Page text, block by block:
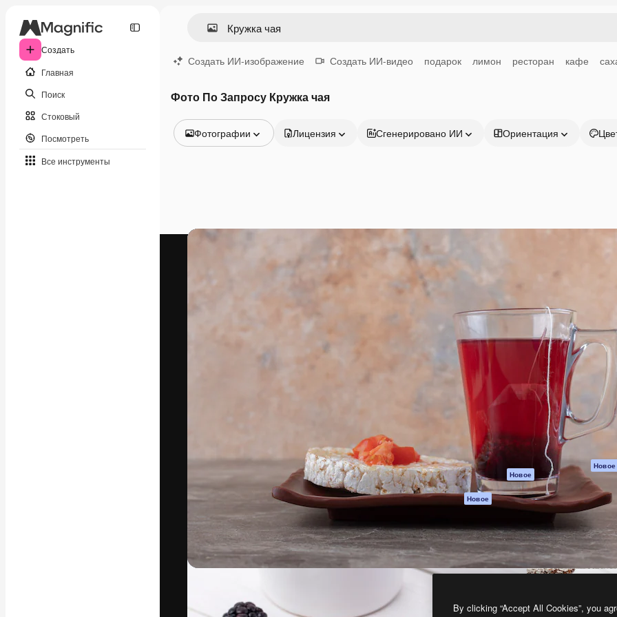
Создать
Главная
Поиск
Стоковый
Посмотреть
Все инструменты
Создать ИИ-изображение Создать ИИ-видео подарок лимон ресторан кафе
Фото По Запросу Кружка чая
Фотографии
Видео
Видеоролик
Иконки
3D-модели
Лицензия Сгенерировано ИИ Ориентация
Креативная платформа для создания
ваших лучших работ. Более 1 миллиона
подписчиков среди креаторов,
ИИ-помощник
Генератор
изображений ИИ
Генератор видео
Генератор голоса
на основе ИИ
Стоковый контент
MCP для
Claude/ChatGPT
Новое
Агенты Новое
Мобильное
приложение
Все инструменты
Magnific
Academy
Документация
Пакету ИИ
Служба
поддержки
Условия и
положения
Политика
Оригиналы
Новое
Политика файлов
cookie
Центр доверия
Партнеры
Предприятие
By clicking “Accept All Cookies”, you